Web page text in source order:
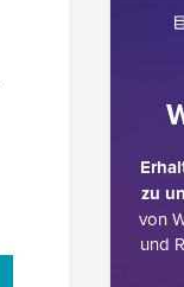
zu
von
und